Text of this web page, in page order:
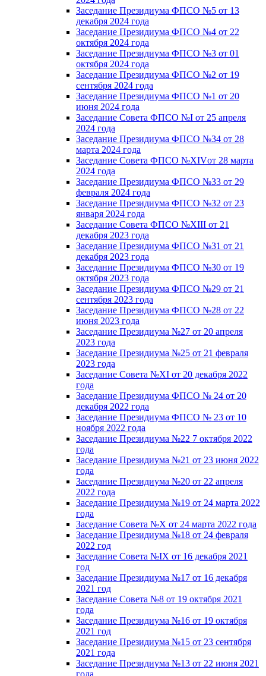
Заседание Президиума ФПСО №5 от 13
декабря 2024 года
Заседание Президиума ФПСО №4 от 22
октября 2024 года
Заседание Президиума ФПСО №3 от 01
октября 2024 года
Заседание Президиума ФПСО №2 от 19
сентября 2024 года
Заседание Президиума ФПСО №1 от 20
июня 2024 года
Заседание Совета ФПСО №I от 25 апреля
2024 года
Заседание Президиума ФПСО №34 от 28
марта 2024 года
Заседание Совета ФПСО №XIVот 28 марта
2024 года
Заседание Президиума ФПСО №33 от 29
февраля 2024 года
Заседание Президиума ФПСО №32 от 23
января 2024 года
Заседание Совета ФПСО №XIII от 21
декабря 2023 года
Заседание Президиума ФПСО №31 от 21
декабря 2023 года
Заседание Президиума ФПСО №30 от 19
октября 2023 года
Заседание Президиума ФПСО №29 от 21
сентября 2023 года
Заседание Президиума ФПСО №28 от 22
июня 2023 года
Заседание Президиума №27 от 20 апреля
2023 года
Заседание Президиума №25 от 21 февраля
2023 года
Заседание Совета №XI от 20 декабря 2022
года
Заседание Президиума ФПСО № 24 от 20
декабря 2022 года
Заседание Президиума ФПСО № 23 от 10
ноября 2022 года
Заседание Президиума №22 7 октября 2022
года
Заседание Президиума №21 от 23 июня 2022
года
Заседание Президиума №20 от 22 апреля
2022 года
Заседание Президиума №19 от 24 марта 2022
года
Заседание Совета №X от 24 марта 2022 года
Заседание Президиума №18 от 24 февраля
2022 год
Заседание Совета №IX от 16 декабря 2021
год
Заседание Президиума №17 от 16 декабря
2021 год
Заседание Совета №8 от 19 октября 2021
года
Заседание Президиума №16 от 19 октября
2021 год
Заседание Президиума №15 от 23 сентября
2021 года
Заседание Президиума №13 от 22 июня 2021
года